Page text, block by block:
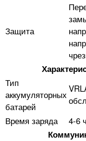
Защита
Тип
аккумуляторных
батарей
Время заряда
4-6